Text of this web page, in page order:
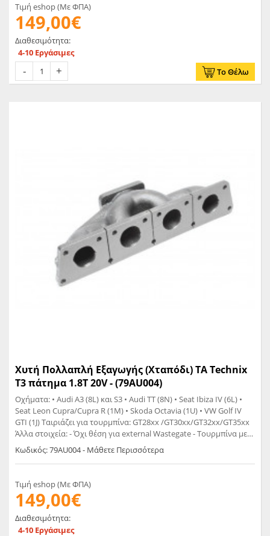
Τιμή eshop (Με ΦΠΑ)
149,00€
Διαθεσιμότητα:
4-10 Εργάσιμες
Το Θέλω
Χυτή Πολλαπλή Εξαγωγής (Χταπόδι) TA Technix
Τ3 πάτημα 1.8T 20V - (79AU004)
Οχήματα: • Audi A3 (8L) και S3 • Audi TT (8N) • Seat Ibiza IV (6L) •
Seat Leon Cupra/Cupra R (1M) • Skoda Octavia (1U) • VW Golf IV
GTI (1J) Ταιριάζει για τουρμπίνα: GT28xx /GT30xx/GT32xx/GT35xx
Άλλα στοιχεία: - Όχι θέση για external Wastegate - Τουρμπίνα με
T25 πάτημα διαστάσεις: 86 x 45mm - χρονολογία 1996 - -
διάμετρος αυλού 40mm
Κωδικός: 79AU004 - Μάθετε Περισσότερα
Τιμή eshop (Με ΦΠΑ)
149,00€
Διαθεσιμότητα:
4-10 Εργάσιμες